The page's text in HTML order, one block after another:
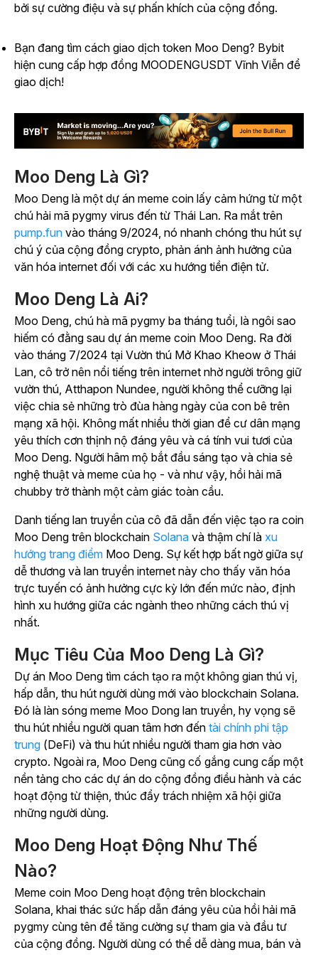
bởi sự cường điệu và sự phấn khích của cộng đồng.
Bạn đang tìm cách giao dịch token Moo Deng? Bybit
hiện cung cấp hợp đồng MOODENGUSDT Vĩnh Viễn để
giao dịch!
Moo Deng Là Gì?
Moo Deng là một dự án meme coin lấy cảm hứng từ một
chú hải mã pygmy virus đến từ Thái Lan. Ra mắt trên
pump.fun vào tháng 9/2024, nó nhanh chóng thu hút sự
chú ý của cộng đồng crypto, phản ánh ảnh hưởng của
văn hóa internet đối với các xu hướng tiền điện tử.
Moo Deng Là Ai?
Moo Deng, chú hà mã pygmy ba tháng tuổi, là ngôi sao
hiếm có đằng sau dự án meme coin Moo Deng. Ra đời
vào tháng 7/2024 tại Vườn thú Mở Khao Kheow ở Thái
Lan, cô trở nên nổi tiếng trên internet nhờ người trông giữ
vườn thú, Atthapon Nundee, người không thể cưỡng lại
việc chia sẻ những trò đùa hàng ngày của con bê trên
mạng xã hội. Không mất nhiều thời gian để cư dân mạng
yêu thích cơn thịnh nộ đáng yêu và cá tính vui tươi của
Moo Deng. Người hâm mộ bắt đầu sáng tạo và chia sẻ
nghệ thuật và meme của họ - và như vậy, hồi hải mã
chubby trở thành một cảm giác toàn cầu.
Danh tiếng lan truyền của cô đã dẫn đến việc tạo ra coin
Moo Deng trên blockchain Solana và thậm chí là xu
hướng trang điểm Moo Deng. Sự kết hợp bất ngờ giữa sự
dễ thương và lan truyền internet này cho thấy văn hóa
trực tuyến có ảnh hưởng cực kỳ lớn đến mức nào, định
hình xu hướng giữa các ngành theo những cách thú vị
nhất.
Mục Tiêu Của Moo Deng Là Gì?
Dự án Moo Deng tìm cách tạo ra một không gian thú vị,
hấp dẫn, thu hút người dùng mới vào blockchain Solana.
Đó là làn sóng meme Moo Dong lan truyền, hy vọng sẽ
thu hút nhiều người quan tâm hơn đến tài chính phi tập
trung (DeFi) và thu hút nhiều người tham gia hơn vào
crypto. Ngoài ra, Moo Deng cũng cố gắng cung cấp một
nền tảng cho các dự án do cộng đồng điều hành và các
hoạt động từ thiện, thúc đẩy trách nhiệm xã hội giữa
những người dùng.
Moo Deng Hoạt Động Như Thế
Nào?
Meme coin Moo Deng hoạt động trên blockchain
Solana, khai thác sức hấp dẫn đáng yêu của hồi hải mã
pygmy cùng tên để tăng cường sự tham gia và đầu tư
của cộng đồng. Người dùng có thể dễ dàng mua, bán và